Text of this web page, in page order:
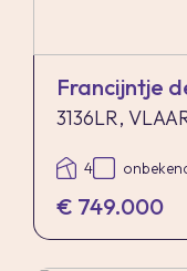
- Het bitumen
vervangen;
- Verwarming
combiketel
- Badkamer
- Keuken nieuw
Francijntje
3136LR,
4
€ 749.000